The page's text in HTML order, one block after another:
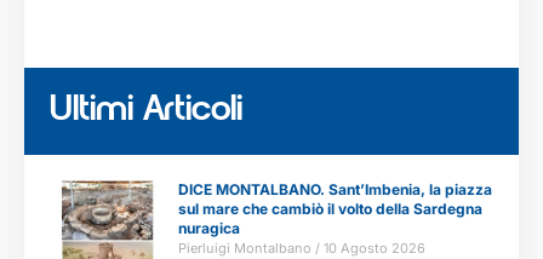
Ultimi Articoli
DICE MONTALBANO. Sant’Imbenia, la piazza
sul mare che cambiò il volto della Sardegna
nuragica
Pierluigi Montalbano 10 Agosto 2026